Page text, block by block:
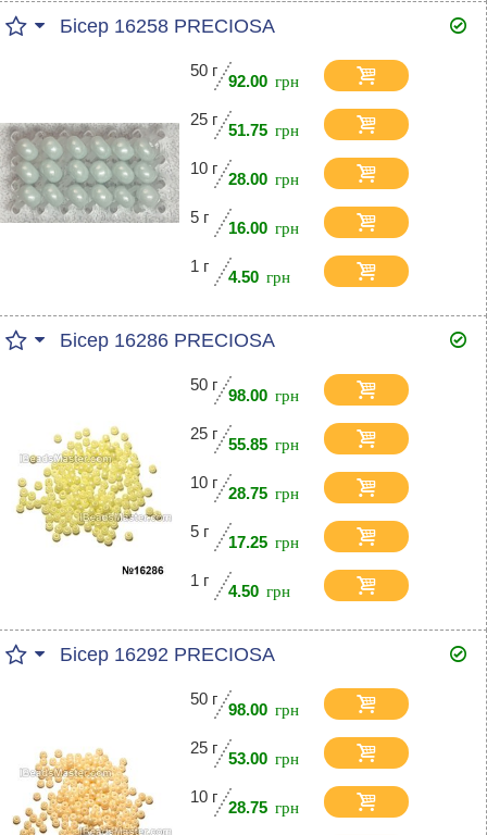
Бісер 16258 PRECIOSA
50 г
92.00
25 г
51.75
10 г
28.00
5 г
16.00
1 г
4.50
Бісер 16286 PRECIOSA
50 г
98.00
25 г
55.85
10 г
28.75
5 г
17.25
1 г
4.50
Бісер 16292 PRECIOSA
50 г
98.00
25 г
53.00
10 г
28.75